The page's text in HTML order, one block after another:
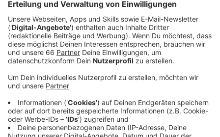
Bei diesem Waldpakt geht es um viel Geld. In den
kommenden zehn Jahren will das Land 100 Millionen
Außerdem bekommen die Waldbauern Soforthilfen, um
tote Bäume aus dem Wald zu schaffen.
Anzeige